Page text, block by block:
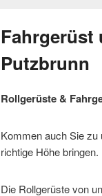
Fahrgerüst
Putzbrunn
Rollgerüste &
Kommen auch Sie zu
richtige Höhe bringen.
Die Rollgerüste von